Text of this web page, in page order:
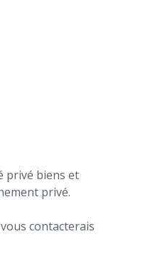
privé biens et
privé.
contacterais